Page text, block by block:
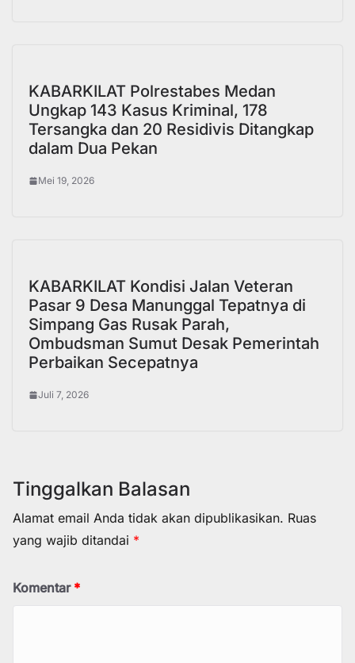
KABARKILAT Polrestabes Medan
Ungkap 143 Kasus Kriminal, 178
Tersangka dan 20 Residivis Ditangkap
dalam Dua Pekan
Mei 19, 2026
KABARKILAT Kondisi Jalan Veteran
Pasar 9 Desa Manunggal Tepatnya di
Simpang Gas Rusak Parah,
Ombudsman Sumut Desak Pemerintah
Perbaikan Secepatnya
Juli 7, 2026
Tinggalkan Balasan
Alamat email Anda tidak akan dipublikasikan. Ruas
yang wajib ditandai *
Komentar *